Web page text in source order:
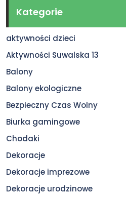
Kategorie
aktywności dzieci
Aktywności Suwalska 13
Balony
Balony ekologiczne
Bezpieczny Czas Wolny
Biurka gamingowe
Chodaki
Dekoracje
Dekoracje imprezowe
Dekoracje urodzinowe